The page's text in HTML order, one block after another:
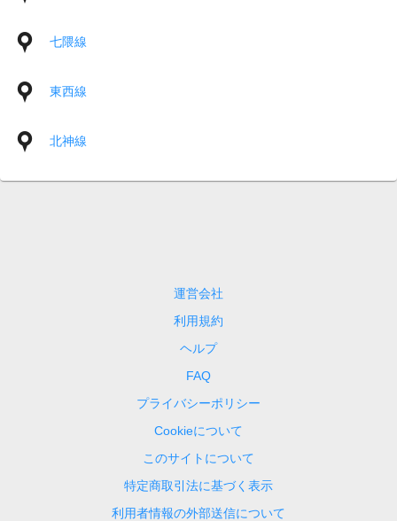
七隈線
東西線
北神線
運営会社
利用規約
ヘルプ
FAQ
プライバシーポリシー
Cookieについて
このサイトについて
特定商取引法に基づく表示
利用者情報の外部送信について